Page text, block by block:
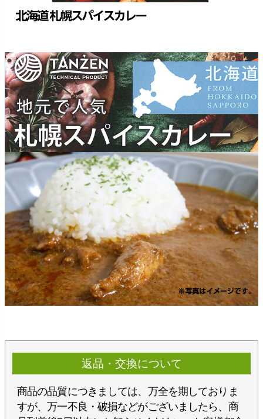
返品・交換について
商品の品質につきましては、万全を期しておりま
すが、万一不良・破損などがございましたら、商